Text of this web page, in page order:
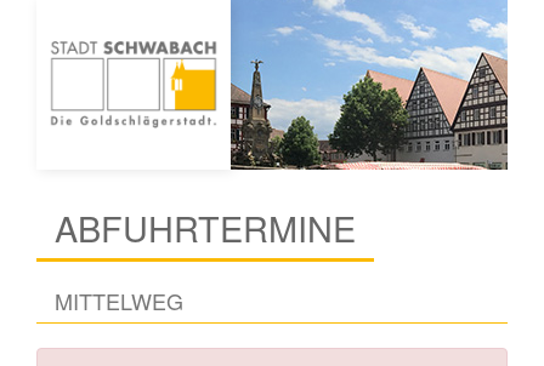
ABFUHRTERMINE
MITTELWEG